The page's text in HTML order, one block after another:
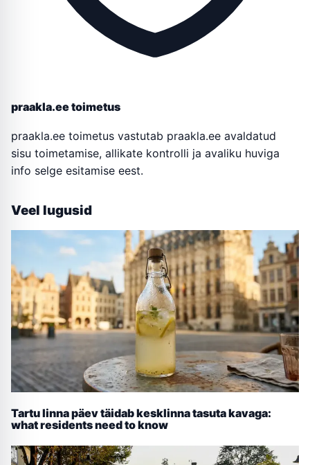
praakla.ee toimetus
praakla.ee toimetus vastutab praakla.ee avaldatud
sisu toimetamise, allikate kontrolli ja avaliku huviga
info selge esitamise eest.
Veel lugusid
Tartu linna päev täidab kesklinna tasuta kavaga:
what residents need to know